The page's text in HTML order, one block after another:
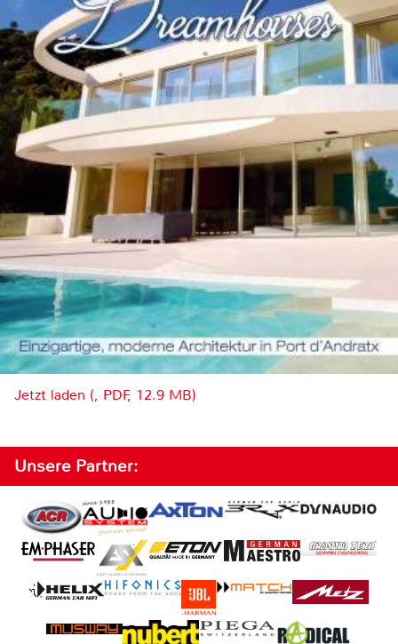
Jetzt laden (, PDF, 12.9 MB)
Unsere Partner: